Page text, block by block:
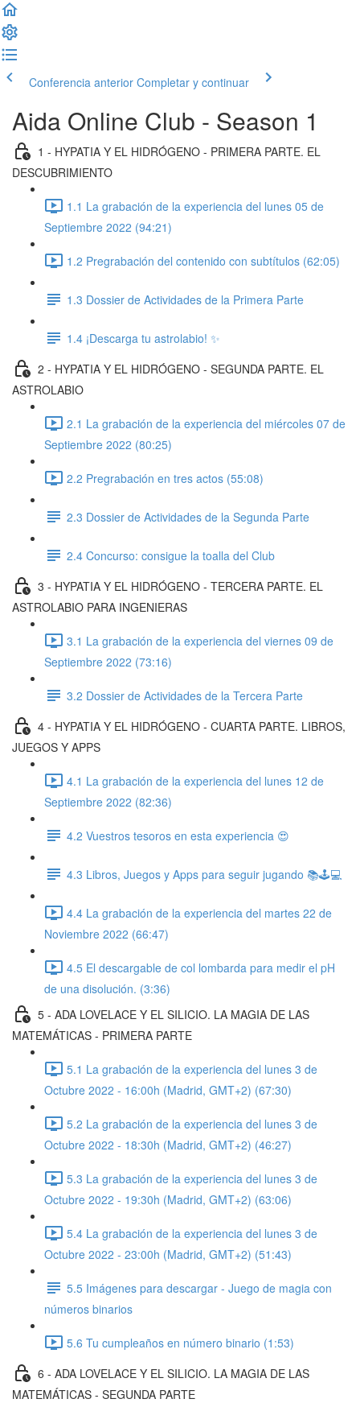
Conferencia anterior Completar y continuar
Aida Online Club - Season 1
1 - HYPATIA Y EL HIDRÓGENO - PRIMERA PARTE. EL
DESCUBRIMIENTO
1.1 La grabación de la experiencia del lunes 05 de
Septiembre 2022 (94:21)
1.2 Pregrabación del contenido con subtítulos (62:05)
1.3 Dossier de Actividades de la Primera Parte
1.4 ¡Descarga tu astrolabio! ✨
2 - HYPATIA Y EL HIDRÓGENO - SEGUNDA PARTE. EL
ASTROLABIO
2.1 La grabación de la experiencia del miércoles 07 de
Septiembre 2022 (80:25)
2.2 Pregrabación en tres actos (55:08)
2.3 Dossier de Actividades de la Segunda Parte
2.4 Concurso: consigue la toalla del Club
3 - HYPATIA Y EL HIDRÓGENO - TERCERA PARTE. EL
ASTROLABIO PARA INGENIERAS
3.1 La grabación de la experiencia del viernes 09 de
Septiembre 2022 (73:16)
3.2 Dossier de Actividades de la Tercera Parte
4 - HYPATIA Y EL HIDRÓGENO - CUARTA PARTE. LIBROS,
JUEGOS Y APPS
4.1 La grabación de la experiencia del lunes 12 de
Septiembre 2022 (82:36)
4.2 Vuestros tesoros en esta experiencia 😍
4.3 Libros, Juegos y Apps para seguir jugando 📚🕹💻
4.4 La grabación de la experiencia del martes 22 de
Noviembre 2022 (66:47)
4.5 El descargable de col lombarda para medir el pH
de una disolución. (3:36)
5 - ADA LOVELACE Y EL SILICIO. LA MAGIA DE LAS
MATEMÁTICAS - PRIMERA PARTE
5.1 La grabación de la experiencia del lunes 3 de
Octubre 2022 - 16:00h (Madrid, GMT+2) (67:30)
5.2 La grabación de la experiencia del lunes 3 de
Octubre 2022 - 18:30h (Madrid, GMT+2) (46:27)
5.3 La grabación de la experiencia del lunes 3 de
Octubre 2022 - 19:30h (Madrid, GMT+2) (63:06)
5.4 La grabación de la experiencia del lunes 3 de
Octubre 2022 - 23:00h (Madrid, GMT+2) (51:43)
5.5 Imágenes para descargar - Juego de magia con
números binarios
5.6 Tu cumpleaños en número binario (1:53)
6 - ADA LOVELACE Y EL SILICIO. LA MAGIA DE LAS
MATEMÁTICAS - SEGUNDA PARTE